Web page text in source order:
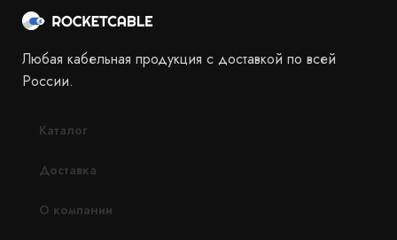
Любая кабельная продукция с доставкой по всей
России.
Каталог
Доставка
О компании